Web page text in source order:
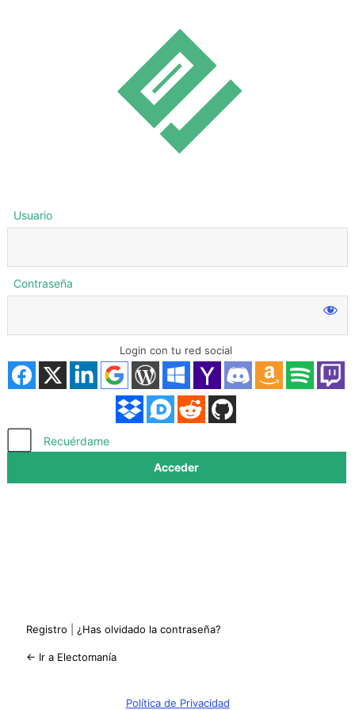
Acceder
Usuario
Contraseña
Login con tu red social
Recuérdame
Registro ¿Has olvidado la contraseña?
← Ir a Electomanía
Política de Privacidad